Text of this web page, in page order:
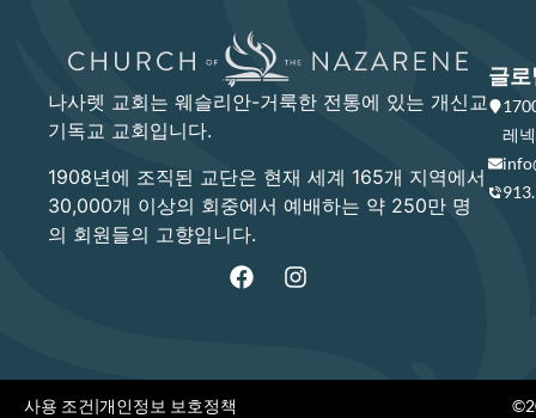
나사렛 교회는 웨슬리안-거룩한 전통에 있는 개신교
기독교 교회입니다.
1908년에 조직된 교단은 현재 세계 165개 지역에서
30,000개 이상의 회중에서 예배하는 약 250만 명
의 회원들의 고향입니다.
글로
레
사용 조건|개인정보 보호정책